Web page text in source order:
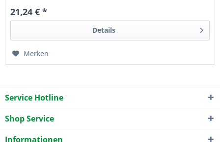
21,24 € *
Details
Merken
Service Hotline
Shop Service
Informationen